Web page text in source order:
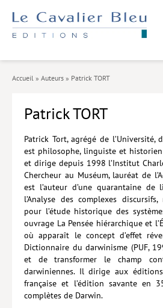
Économie et
Géopolitique
Histoire
Nature et
Religions
Santé et
Sciences
Accueil » Auteurs » Patrick TORT
Patrick TORT
Patrick Tort, agrégé de l’Université,
est philosophe, linguiste et
et dirige depuis 1998 l’Institut
Chercheur au Muséum, lauréat de
est l’auteur d’une quarantaine
l’Analyse des complexes
pour l’étude historique des
ouvrage La Pensée hiérarchique et
où apparaît le concept d’effet
Dictionnaire du darwinisme (PUF,
et de transformer le champ
darwiniennes. Il dirige aux
française et l’édition savante en
complètes de Darwin.